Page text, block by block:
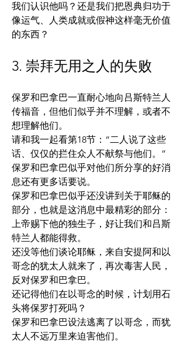
我们认识他吗？还是我们把恩典归功于
像运气、人类成就或假神这样毫无价值
的东西？
3. 崇拜无用之人的失败
保罗和巴拿巴一直耐心地向吕斯特兰人
传福音，但他们似乎并不理解，或者不
想理解他们。
请和我一起看第18节：“二人说了这些
话、仅仅的拦住众人不献祭与他们。”
保罗和巴拿巴似乎对他们所分享的好消
息还有更多话要说。
保罗和巴拿巴似乎还没讲到关于耶稣的
部分，也就是这消息中最精彩的部分：
上帝赐下他的独生子，好让我们和吕斯
特兰人都能得救。
还没等他们谈论耶稣，来自安提阿和以
哥念的犹太人就来了，再次毒害人民，
反对保罗和巴拿巴。
还记得他们在以哥念的时候，计划用石
头将保罗打死吗？
保罗和巴拿巴设法逃离了以哥念，而犹
太人不远万里来迫害他们。